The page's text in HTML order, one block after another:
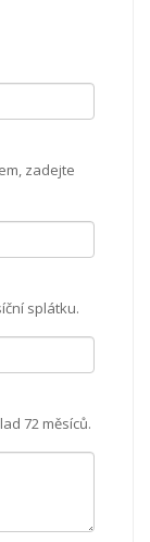
zadejte
splátku.
72 měsíců.